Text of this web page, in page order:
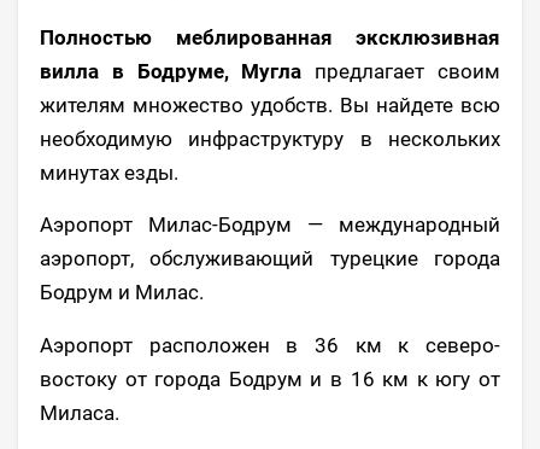
Полностью меблированная эксклюзивная
вилла в Бодруме, Мугла предлагает своим
жителям множество удобств. Вы найдете всю
необходимую инфраструктуру в нескольких
минутах езды.
Аэропорт Милас-Бодрум — международный
аэропорт, обслуживающий турецкие города
Бодрум и Милас.
Аэропорт расположен в 36 км к северо-
востоку от города Бодрум и в 16 км к югу от
Миласа.